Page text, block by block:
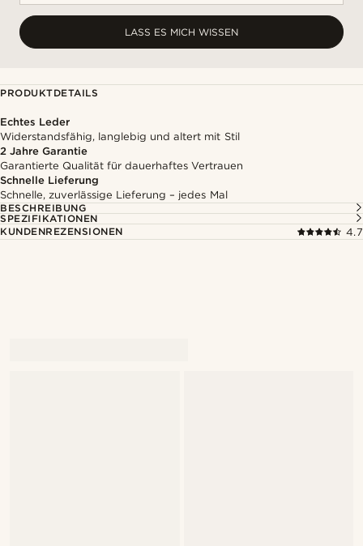
LASS ES MICH WISSEN
PRODUKTDETAILS
Echtes Leder
Widerstandsfähig, langlebig und altert mit Stil
2 Jahre Garantie
Garantierte Qualität für dauerhaftes Vertrauen
Schnelle Lieferung
Schnelle, zuverlässige Lieferung – jedes Mal
BESCHREIBUNG
SPEZIFIKATIONEN
KUNDENREZENSIONEN
4.7